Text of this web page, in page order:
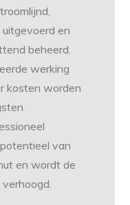
en
beheerd.
werking
kosten worden
van
en wordt de